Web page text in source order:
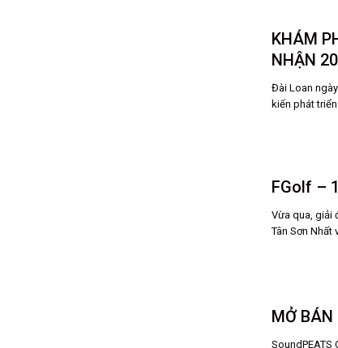
KHÁM
NHẬN
Đài Loan
kiến phát
FGolf –
Vừa qua, giải
Tân Sơn
MỞ BÁN